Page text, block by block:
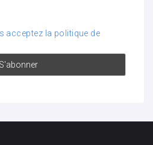
acceptez la politique de